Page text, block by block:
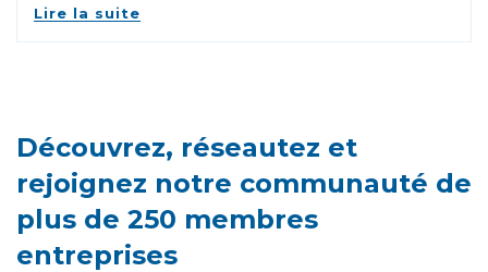
Lire la suite
Découvrez, réseautez et
rejoignez notre communauté de
plus de 250 membres
entreprises